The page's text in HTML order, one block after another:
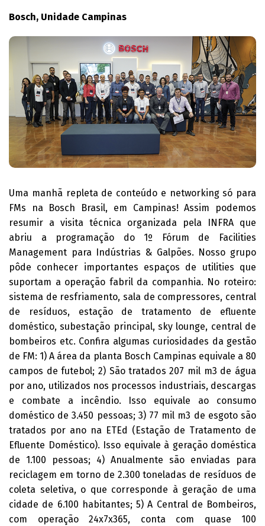
Bosch, Unidade Campinas
Uma manhã repleta de conteúdo e networking só para
FMs na Bosch Brasil, em Campinas! Assim podemos
resumir a visita técnica organizada pela INFRA que
abriu a programação do 1º Fórum de Facilities
Management para Indústrias & Galpões. Nosso grupo
pôde conhecer importantes espaços de utilities que
suportam a operação fabril da companhia. No roteiro:
sistema de resfriamento, sala de compressores, central
de resíduos, estação de tratamento de efluente
doméstico, subestação principal, sky lounge, central de
bombeiros etc. Confira algumas curiosidades da gestão
de FM: 1) A área da planta Bosch Campinas equivale a 80
campos de futebol; 2) São tratados 207 mil m3 de água
por ano, utilizados nos processos industriais, descargas
e combate a incêndio. Isso equivale ao consumo
doméstico de 3.450 pessoas; 3) 77 mil m3 de esgoto são
tratados por ano na ETEd (Estação de Tratamento de
Efluente Doméstico). Isso equivale à geração doméstica
de 1.100 pessoas; 4) Anualmente são enviadas para
reciclagem em torno de 2.300 toneladas de resíduos de
coleta seletiva, o que corresponde à geração de uma
cidade de 6.100 habitantes; 5) A Central de Bombeiros,
com operação 24x7x365, conta com quase 100